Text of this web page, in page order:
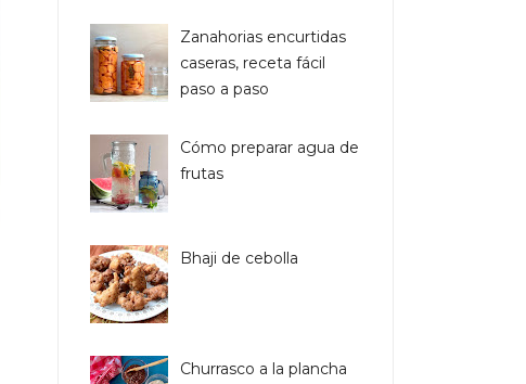
Zanahorias encurtidas
caseras, receta fácil
paso a paso
Cómo preparar agua de
frutas
Bhaji de cebolla
Churrasco a la plancha